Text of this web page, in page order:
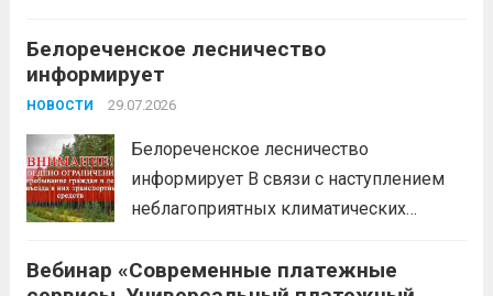
+79892903917 Часы работы: 08:00-17:00
Ждем Вас...
доступных мерах поддержки субъектов малого и
среднего предпринимательства и граждан,
желающих вести бизнес.
Белореченское лесничество
информирует
НОВОСТИ 29.07.2026
Белореченское лесничество
информирует В связи с наступлением
неблагоприятных климатических
воздуха, отсутствие осадков,
Вебинар «Современные платежные